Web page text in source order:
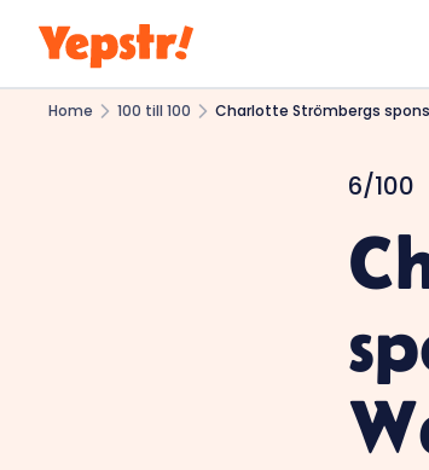
Home 100 till 100 Charlotte Strömbergs
6/100